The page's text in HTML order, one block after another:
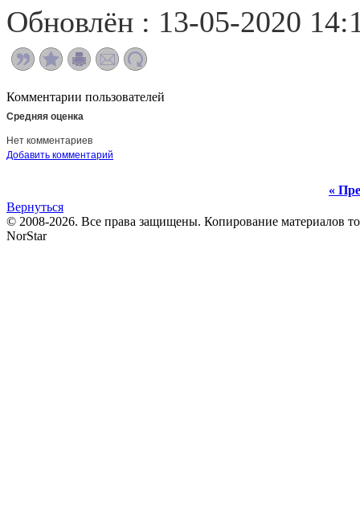
Обновлён : 13-05-2020
Комментарии пользователей
Средняя оценка
Нет комментариев
Добавить комментарий
«
Вернуться
© 2008-2026. Все права защищены. Копирование материалов
NorStar